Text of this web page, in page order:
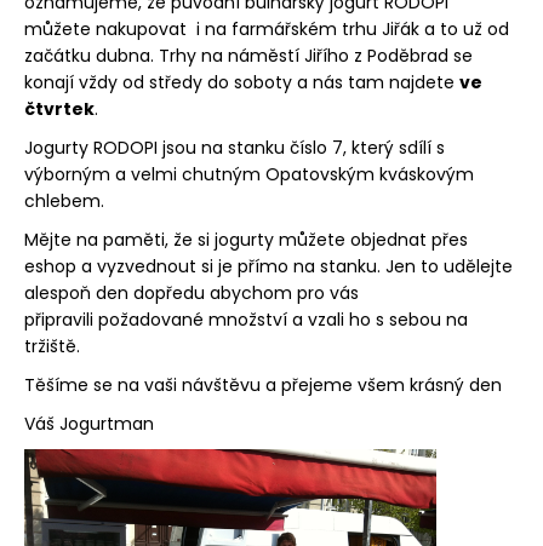
l
á
n
k
ů
můžete nakupovat i na farmářském trhu Jiřák a to už od
začátku dubna. Trhy na náměstí Jiřího z Poděbrad se
konají vždy od středy do soboty a nás tam najdete ve
čtvrtek.
Jogurty RODOPI jsou na stanku číslo 7, který sdílí s
výborným a velmi chutným Opatovským kváskovým
chlebem.
Mějte na paměti, že si jogurty můžete objednat přes
eshop a vyzvednout si je přímo na stanku. Jen to udělejte
alespoň den dopředu abychom pro vás
připravili požadované množství a vzali ho s sebou na
tržiště.
Těšíme se na vaši návštěvu a přejeme všem krásný den
Váš Jogurtman
b
u
j
t
e
n
a
j
í
t
?
HLEDAT